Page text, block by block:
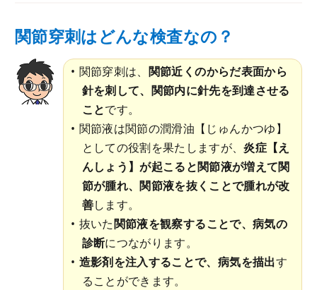
関節穿刺はどんな検査なの？
関節穿刺は、 関節近くのからだ表面から
針を刺して、関節内に針先を到達させる
ことです。
関節液は関節の潤滑油【じゅんかつゆ】
としての役割を果たしますが、炎症【え
んしょう】が起こると関節液が増えて関
節が腫れ、関節液を抜くことで腫れが改
善します。
抜いた関節液を観察することで、病気の
診断につながります。
造影剤を注入することで、病気を描出す
ることができます。